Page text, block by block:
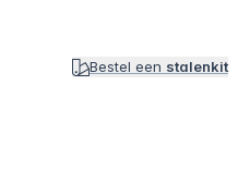
Bestel een stalenkit